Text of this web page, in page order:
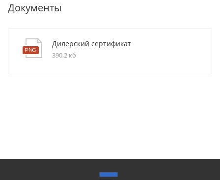
Документы
Дилерский сертификат
390,2 кб